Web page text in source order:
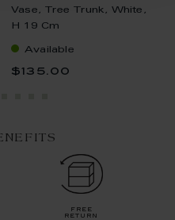
Vase, Tree Trunk, White,
H 19 Cm
Available
$135.00
free
return